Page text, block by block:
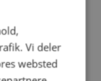
økologisk
Vi deler
websted